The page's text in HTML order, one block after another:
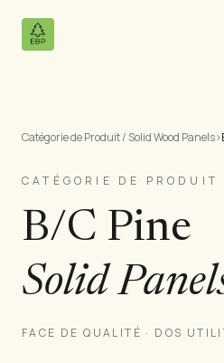
Produits
Tous les Produits
Contreplaqué de Pin
Panneaux Bois Massif
Bois Scié
Portes
Catégorie de Produit / Solid Wood Panels›
CATÉGORIE DE PRODUIT
B/C Pine
Solid
FACE DE QUALITÉ · DOS